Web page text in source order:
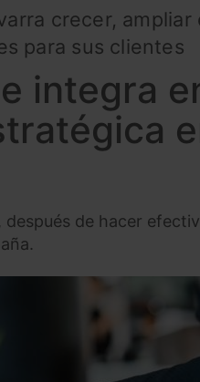
crecer,
para sus clientes
integra
de hacer